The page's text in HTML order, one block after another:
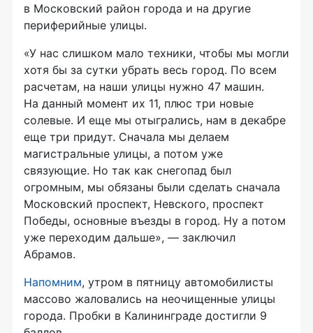
в Московский район города и на другие
периферийные улицы.
«У нас слишком мало техники, чтобы мы могли
хотя бы за сутки убрать весь город. По всем
расчетам, на наши улицы нужно 47 машин.
На данный момент их 11, плюс три новые
солевые. И еще мы отыгрались, нам в декабре
еще три придут. Сначала мы делаем
магистральные улицы, а потом уже
связующие. Но так как снегопад был
огромным, мы обязаны были сделать сначала
Московский проспект, Невского, проспект
Победы, основные въезды в город. Ну а потом
уже переходим дальше», — заключил
Абрамов.
Напомним, утром в пятницу автомобилисты
массово жаловались на неочищенные улицы
города. Пробки в Калининграде достигли 9